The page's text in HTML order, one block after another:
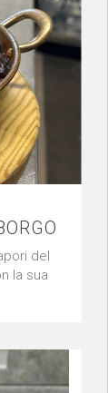
del
la sua